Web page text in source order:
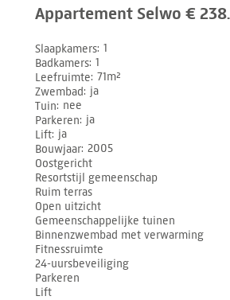
Appartement Selwo €
Slaapkamers 1
Badkamers 1
Leefruimte 71m²
Zwembad ja
Tuin nee
Parkeren ja
Lift ja
Bouwjaar 2005
Oostgericht
Resortstijl gemeenschap
Ruim terras
Open uitzicht
Gemeenschappelijke tuinen
Binnenzwembad met verwarming
Fitnessruimte
24-uursbeveiliging
Parkeren
Lift